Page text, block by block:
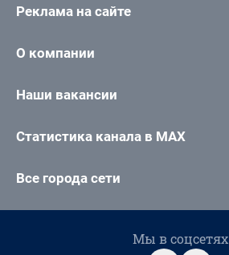
Реклама на сайте
О компании
Наши вакансии
Статистика канала в MAX
Все города сети
Мы в соцсетях